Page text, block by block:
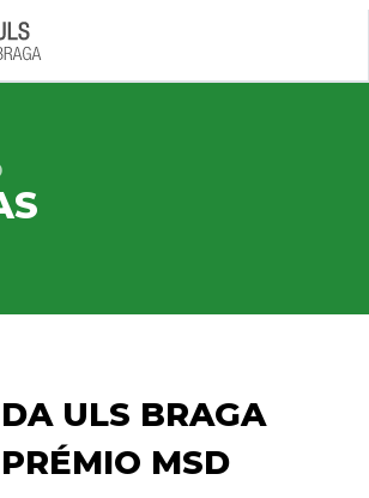
principal
ULS BRAGA
MSD